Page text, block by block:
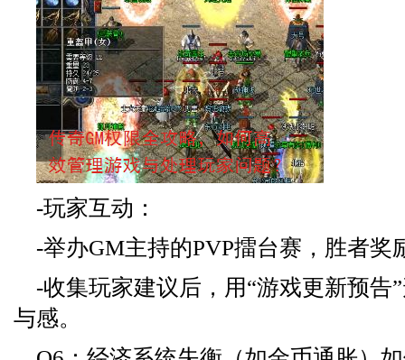
-玩家互动：
-举办GM主持的PVP擂台赛，胜者奖
-收集玩家建议后，用“游戏更新预告
与感。